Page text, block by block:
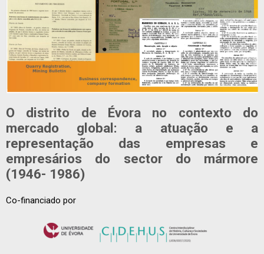
O distrito de Évora no contexto do
mercado global: a atuação e a
representação das empresas e
empresários do sector do mármore
(1946- 1986)
Co-financiado por